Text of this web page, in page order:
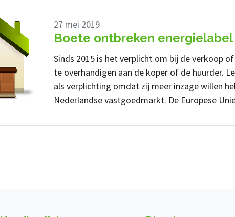
27 mei 2019
Boete ontbreken energielabel
Sinds 2015 is het verplicht om bij de verkoop
te overhandigen aan de koper of de huurder.
als verplichting omdat zij meer inzage willen
Nederlandse vastgoedmarkt. De Europese